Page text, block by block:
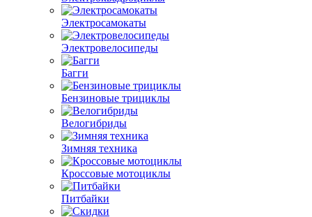
Электросамокаты
Электровелосипеды
Багги
Бензиновые трициклы
Велогибриды
Зимняя техника
Кроссовые мотоциклы
Питбайки